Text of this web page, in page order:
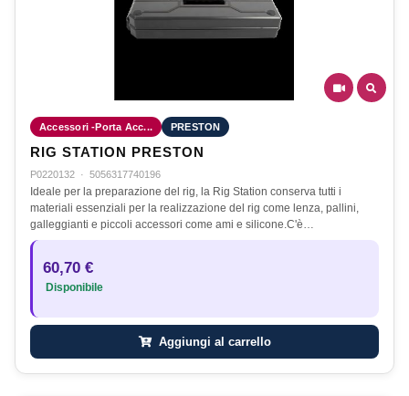
Accessori -Porta Acc... PRESTON
RIG STATION PRESTON
P0220132 · 5056317740196
Ideale per la preparazione del rig, la Rig Station conserva tutti i
materiali essenziali per la realizzazione del rig come lenza, pallini,
galleggianti e piccoli accessori come ami e silicone.C'è…
60,70 €
Disponibile
Aggiungi al carrello